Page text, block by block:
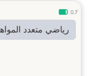
0.7
رياضي متعدد